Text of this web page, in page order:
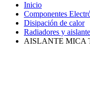
Inicio
Componentes
Disipación de calor
Radiadores y
AISLANTE MICA